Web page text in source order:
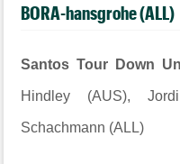
BORA-hansgrohe (ALL)
Santos Tour Down
Hindley (AUS),
Schachmann (ALL)